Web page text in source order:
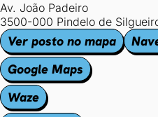
Av. João Padeiro
3500-000 Pindelo de
Ver posto no mapa
Google Maps
Waze